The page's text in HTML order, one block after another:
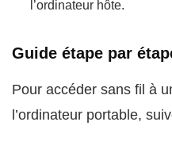
l’ordinateur hôte.
Guide étape par
Pour accéder sans fil à
l’ordinateur portable,